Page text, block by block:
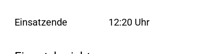
Einsatzende 12:20 Uhr